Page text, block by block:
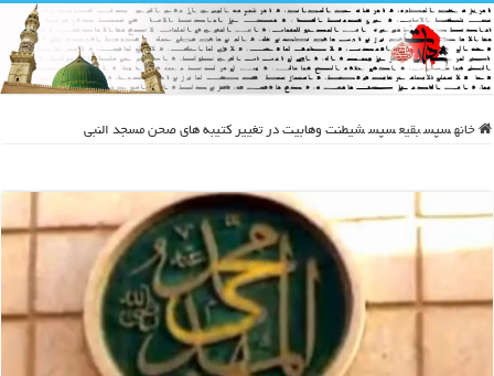
خانه سپس بقیع سپس شیطنت وهابیت در تغییر کتیبه های صحن مسجد النبی